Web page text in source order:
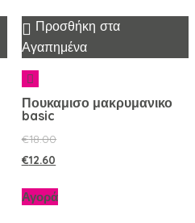
Προσθήκη στα
Αγαπημένα
Πουκαμισο μακρυμανικο
basic
€18.00
€12.60
Αγορά